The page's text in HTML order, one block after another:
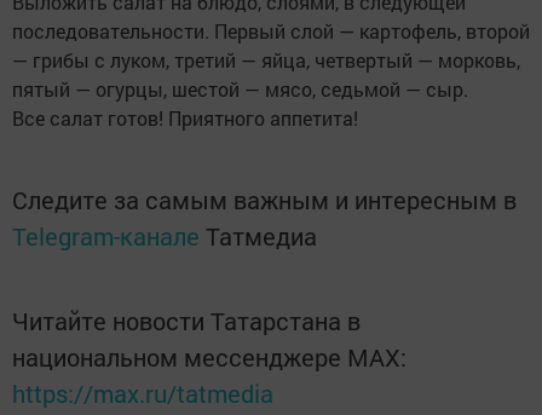
последовательности. Первый слой — картофель, второй
— грибы с луком, третий — яйца, четвертый — морковь,
пятый — огурцы, шестой — мясо, седьмой — сыр.
Все салат готов! Приятного аппетита!
Следите за самым важным и интересным в
Telegram-канале Татмедиа
Читайте новости Татарстана в
национальном мессенджере MАХ:
https://max.ru/tatmedia